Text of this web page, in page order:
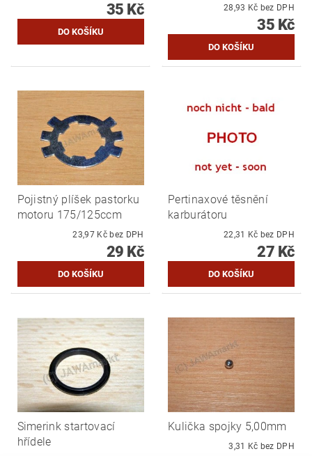
35 Kč 28,93 Kč bez DPH
35 Kč
Pojistný plíšek pastorku
motoru 175/125ccm
23,97 Kč bez DPH
29 Kč
Pertinaxové těsnění
karburátoru
22,31 Kč bez DPH
27 Kč
Simerink startovací
hřídele
Kulička spojky 5,00mm
3,31 Kč bez DPH